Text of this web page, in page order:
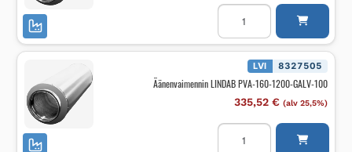
Äänenvaimennin
LINDAB
125-
900-
GALV-
määrä
LVI 8327505
Äänenvaimennin LINDAB PVA-160-1200-GALV-100
335,52 € (alv 25,5%)
Äänenvaimennin
LINDAB